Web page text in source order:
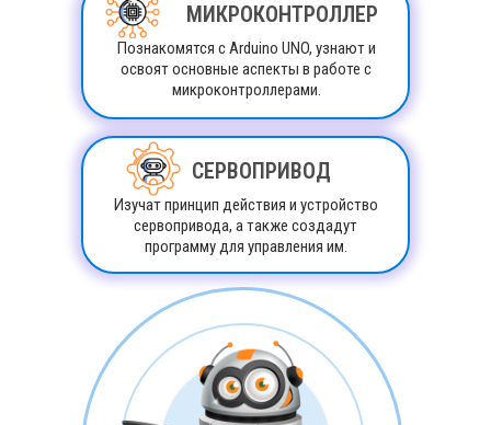
Познакомятся с Arduino UNO, узнают и
освоят основные аспекты в работе с
микроконтроллерами.
МИКРОКОНТРОЛЛЕР
СЕРВОПРИВОД
Изучат принцип действия и устройство
сервопривода, а также создадут
программу для управления им.